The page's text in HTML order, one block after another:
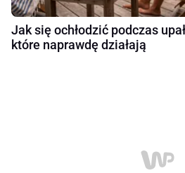
Jak się ochłodzić podczas
które naprawdę działają